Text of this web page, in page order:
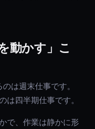
動かす」こ
は週末仕事です。
は四半期仕事です。
で、作業は静かに形